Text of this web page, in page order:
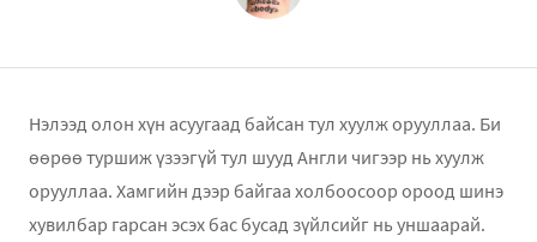
Нэлээд олон хүн асуугаад байсан тул хуулж орууллаа. Би
өөрөө туршиж үзээгүй тул шууд Англи чигээр нь хуулж
орууллаа. Хамгийн дээр байгаа холбоосоор ороод шинэ
хувилбар гарсан эсэх бас бусад зүйлсийг нь уншаарай.